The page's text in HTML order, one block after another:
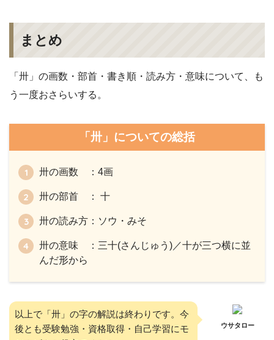
まとめ
「卅」の画数・部首・書き順・読み方・意味について、も
う一度おさらいする。
「卅」についての総括
卅の画数 ：4画
卅の部首 ： 十
卅の読み方：ソウ・みそ
卅の意味 ：三十(さんじゅう)／十が三つ横に並
んだ形から
以上で「卅」の字の解説は終わりです。今
後とも受験勉強・資格取得・自己学習にモ
ウサタロー